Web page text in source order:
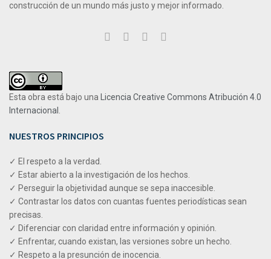
construcción de un mundo más justo y mejor informado.
Esta obra está bajo una Licencia Creative Commons Atribución 4.0
Internacional .
NUESTROS PRINCIPIOS
✓ El respeto a la verdad.
✓ Estar abierto a la investigación de los hechos.
✓ Perseguir la objetividad aunque se sepa inaccesible.
✓ Contrastar los datos con cuantas fuentes periodísticas sean
precisas.
✓ Diferenciar con claridad entre información y opinión.
✓ Enfrentar, cuando existan, las versiones sobre un hecho.
✓ Respeto a la presunción de inocencia.